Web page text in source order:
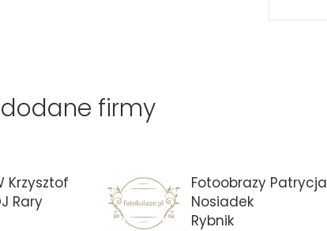
firmy
Krzysztof
Rary
Fotoobrazy Patrycja
Nosiadek
Rybnik